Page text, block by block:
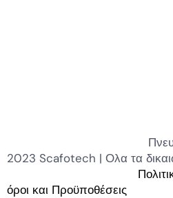
Πνευματικά
2023 Scafotech | Ολα τα
όροι και Προϋποθέσεις